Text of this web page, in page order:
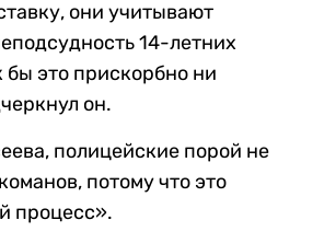
они учитывают
14-летних
бы это прискорбно ни
он.
полицейские порой не
потому что это
процесс».